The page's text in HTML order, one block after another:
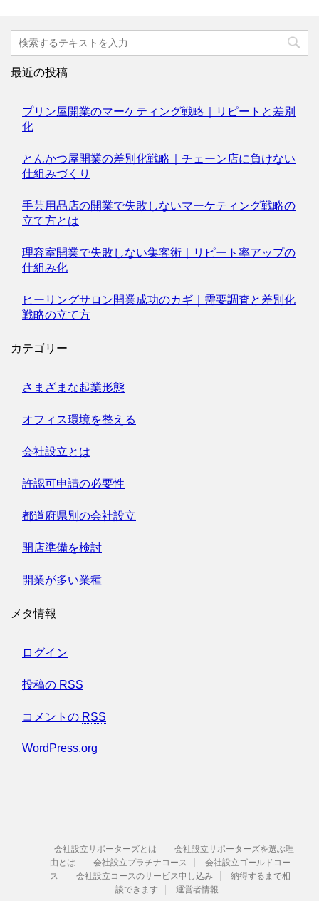
最近の投稿
プリン屋開業のマーケティング戦略｜リピートと差別
化
とんかつ屋開業の差別化戦略｜チェーン店に負けない
仕組みづくり
手芸用品店の開業で失敗しないマーケティング戦略の
立て方とは
理容室開業で失敗しない集客術｜リピート率アップの
仕組み化
ヒーリングサロン開業成功のカギ｜需要調査と差別化
戦略の立て方
カテゴリー
さまざまな起業形態
オフィス環境を整える
会社設立とは
許認可申請の必要性
都道府県別の会社設立
開店準備を検討
開業が多い業種
メタ情報
ログイン
投稿の RSS
コメントの RSS
WordPress.org
会社設立サポーターズとは
会社設立サポーターズを選ぶ理
由とは
会社設立プラチナコース
会社設立ゴールドコー
ス
会社設立コースのサービス申し込み
納得するまで相
談できます
運営者情報